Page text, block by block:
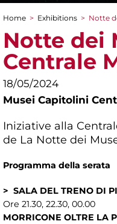
You are here
Home > Exhibitions > Notte
Notte dei
Centrale
18/05/2024
Musei Capitolini
Iniziative alla
de La Notte dei
Programma della serata
> SALA DEL TRENO DI
Ore 21.30, 22.30, 00.00
MORRICONE OLTRE LA